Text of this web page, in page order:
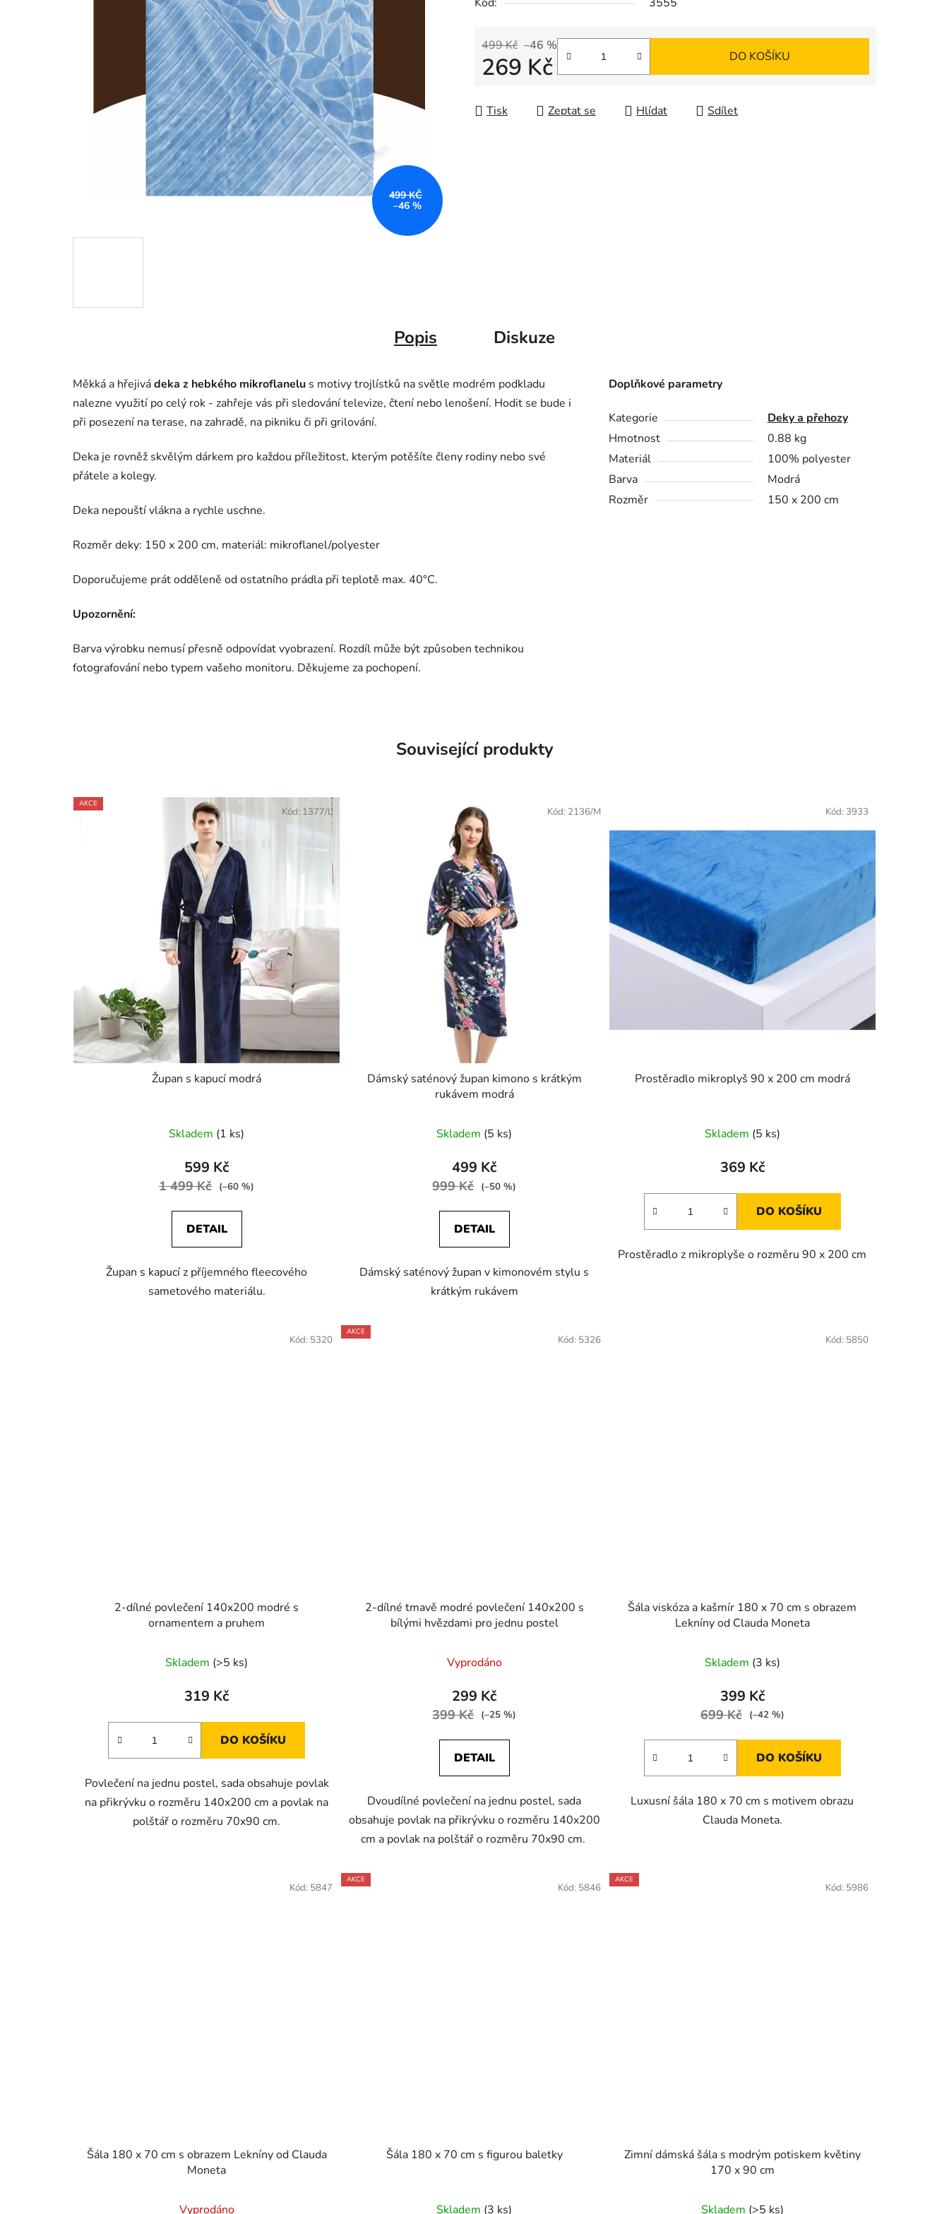
499 Kč –46 %
269 Kč DO KOŠÍKU
Tisk Zeptat se Hlídat Sdílet
499 KČ
–46 %
Popis Diskuze
Měkká a hřejivádeka z hebkého mikroflanelu s motivy trojlístků na světle modrém podkladu
nalezne využití po celý rok - zahřeje vás při sledování televize, čtení nebo lenošení. Hodit se bude i
při posezení na terase, na zahradě, na pikniku či při grilování.
Deka je rovněž skvělým dárkem pro každou příležitost, kterým potěšíte členy rodiny nebo své
přátele a kolegy.
Deka nepouští vlákna a rychle uschne.
Rozměr deky: 150 x 200 cm, materiál: mikroflanel/polyester
Doporučujeme prát odděleně od ostatního prádla při teplotě max. 40°C.
Upozornění:
Barva výrobku nemusí přesně odpovídat vyobrazení. Rozdíl může být způsoben technikou
fotografování nebo typem vašeho monitoru. Děkujeme za pochopení.
Doplňkové parametry
Kategorie
Deky a přehozy
Hmotnost
0.88 kg
Materiál
100% polyester
Barva
Modrá
Rozměr
150 x 200 cm
Související produkty
AKCE
Župan s kapucí modrá
Skladem (1 ks)
599 Kč
1 499 Kč (–60 %)
DETAIL
Župan s kapucí z příjemného fleecového
sametového materiálu.
Kód: 1377/L
Dámský saténový župan kimono s krátkým
rukávem modrá
Skladem (5 ks)
499 Kč
999 Kč (–50 %)
DETAIL
Dámský saténový župan v kimonovém stylu s
krátkým rukávem
Kód: 2136/M
Prostěradlo mikroplyš 90 x 200 cm modrá
Skladem (5 ks)
369 Kč
DO KOŠÍKU
Prostěradlo z mikroplyše o rozměru 90 x 200 cm
Kód: 3933
2-dílné povlečení 140x200 modré s
ornamentem a pruhem
Skladem (>5 ks)
319 Kč
DO KOŠÍKU
Povlečení na jednu postel, sada obsahuje povlak
na přikrývku o rozměru 140x200 cm a povlak na
polštář o rozměru 70x90 cm.
Kód: 5320
AKCE
2-dílné tmavě modré povlečení 140x200 s
bílými hvězdami pro jednu postel
Vyprodáno
299 Kč
399 Kč (–25 %)
DETAIL
Dvoudílné povlečení na jednu postel, sada
obsahuje povlak na přikrývku o rozměru 140x200
cm a povlak na polštář o rozměru 70x90 cm.
Kód: 5326
Šála viskóza a kašmír 180 x 70 cm s obrazem
Lekníny od Clauda Moneta
Skladem (3 ks)
399 Kč
699 Kč (–42 %)
DO KOŠÍKU
Luxusní šála 180 x 70 cm s motivem obrazu
Clauda Moneta.
Kód: 5850
Šála 180 x 70 cm s obrazem Lekníny od Clauda
Moneta
Vyprodáno
Kód: 5847
AKCE
Šála 180 x 70 cm s figurou baletky
Skladem (3 ks)
Kód: 5846
AKCE
Zimní dámská šála s modrým potiskem květiny
170 x 90 cm
Skladem (>5 ks)
Kód: 5986